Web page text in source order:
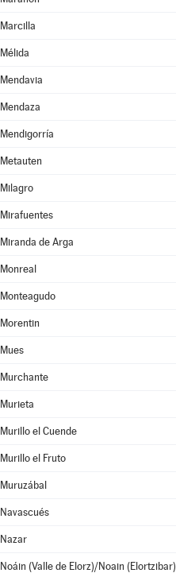
Marcilla
Mélida
Mendavia
Mendaza
Mendigorría
Metauten
Milagro
Mirafuentes
Miranda de Arga
Monreal
Monteagudo
Morentin
Mues
Murchante
Murieta
Murillo el Cuende
Murillo el Fruto
Muruzábal
Navascués
Nazar
Noáin (Valle de Elorz)/Noain (Elortzibar)